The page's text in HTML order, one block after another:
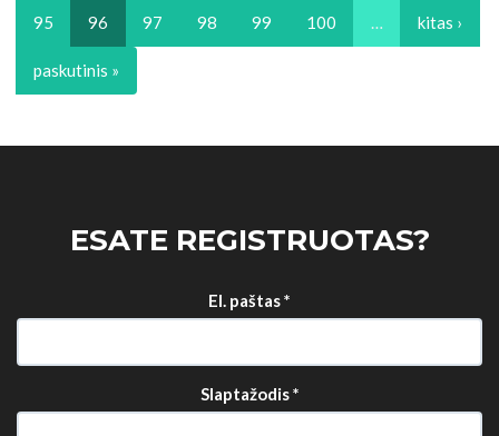
95 96 97 98 99 100 kitas ›
paskutinis »
ESATE REGISTRUOTAS?
El. paštas*
Slaptažodis*